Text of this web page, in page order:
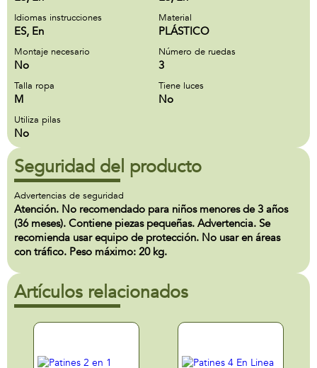
Idiomas instrucciones
ES, En
Material
PLÁSTICO
Montaje necesario
No
Número de ruedas
3
Talla ropa
M
Tiene luces
No
Utiliza pilas
No
Seguridad del producto
Advertencias de seguridad
Atención. No recomendado para niños menores de 3 años
(36 meses). Contiene piezas pequeñas. Advertencia. Se
recomienda usar equipo de protección. No usar en áreas
con tráfico. Peso máximo: 20 kg.
Artículos relacionados